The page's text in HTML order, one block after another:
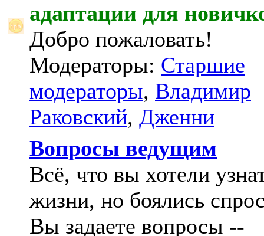
адаптации для
Добро пожаловать!
Модераторы: Старшие
модераторы, Владимир
Раковский, Дженни
Вопросы ведущим
Всё, что вы хотели
жизни, но боялись
Вы задаете вопросы --